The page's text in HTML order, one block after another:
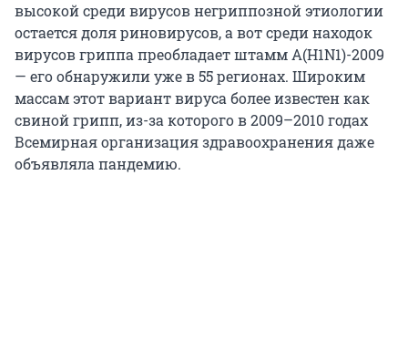
высокой среди вирусов негриппозной этиологии
остается доля риновирусов, а вот среди находок
вирусов гриппа преобладает штамм А(H1N1)-2009
— его обнаружили уже в 55 регионах. Широким
массам этот вариант вируса более известен как
свиной грипп, из-за которого в 2009–2010 годах
Всемирная организация здравоохранения даже
объявляла пандемию.